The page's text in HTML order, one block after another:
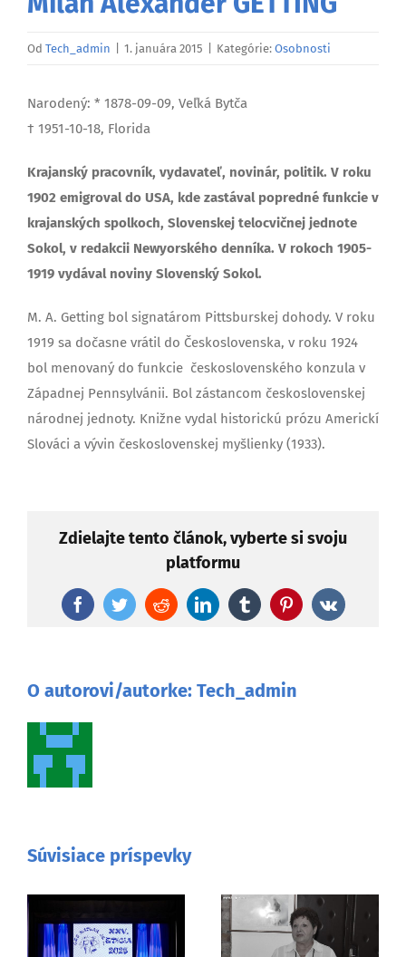
Od Tech_admin 1. januára 2015 Kategórie: Osobnosti
Narodený: * 1878-09-09, Veľká Bytča
† 1951-10-18, Florida
Krajanský pracovník, vydavateľ, novinár, politik. V roku
1902 emigroval do USA, kde zastával popredné funkcie v
krajanských spolkoch, Slovenskej telocvičnej jednote
Sokol, v redakcii Newyorského denníka. V rokoch 1905-
1919 vydával noviny Slovenský Sokol.
M. A. Getting bol signatárom Pittsburskej dohody. V roku
1919 sa dočasne vrátil do Československa, v roku 1924
bol menovaný do funkcie československého konzula v
Západnej Pennsylvánii. Bol zástancom československej
národnej jednoty. Knižne vydal historickú prózu Americkí
Slováci a vývin československej myšlienky (1933).
Zdielajte tento článok, vyberte si svoju
platformu
FacebookTwitterRedditLinkedInTumblr Pinterest
Vk
O autorovi/autorke: Tech_admin
Súvisiace príspevky